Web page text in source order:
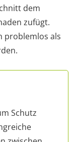
dem
zufügt.
problemlos als
Schutz